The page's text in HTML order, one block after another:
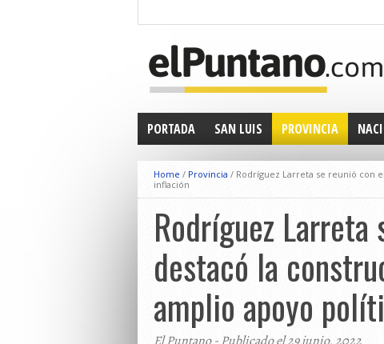
PORTADA SAN LUIS PROVINCIA
Home / Provincia / Rodríguez Larreta se reunió con
inflación
Rodríguez
destacó la
amplio apoyo